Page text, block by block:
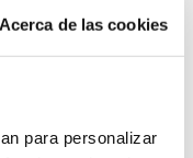
Acerca de las cookies
para personalizar
que